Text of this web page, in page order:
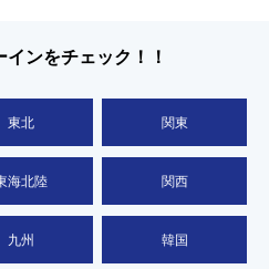
ンをチェック！！
東北 関東
海北陸 関西
九州 韓国